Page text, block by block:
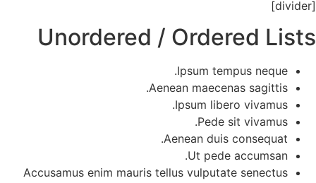
Unordered /
Ipsum
Aenean
Ipsum
Pede
Aenean
Ut
Accusamus enim mauris tellus